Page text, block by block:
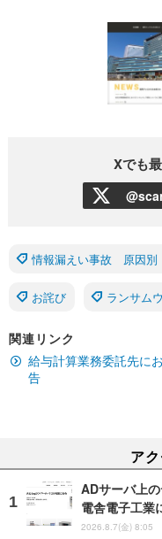
Xでも
情報漏えい事故 原因
お詫び ランサム
関連リンク
給与計算業務委託先に
告
ア
ADサーバ上
電舎電子工業
2026.8.7(金) 8:05